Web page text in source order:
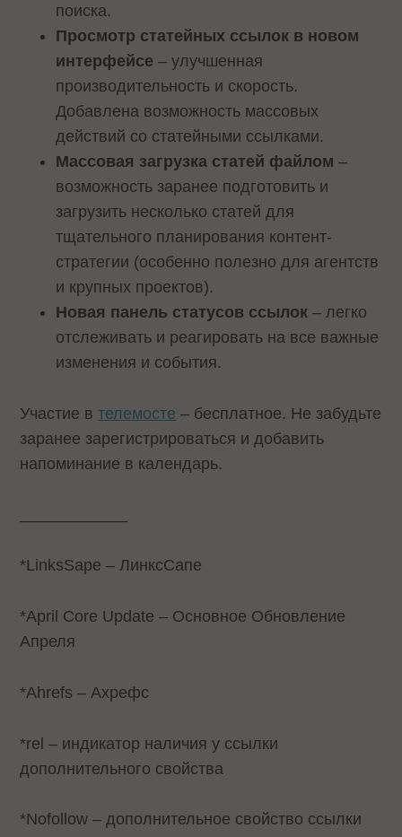
поиска.
Просмотр статейных ссылок в новом
интерфейсе – улучшенная
производительность и скорость.
Добавлена возможность массовых
действий со статейными ссылками.
Массовая загрузка статей файлом –
возможность заранее подготовить и
загрузить несколько статей для
тщательного планирования контент-
стратегии (особенно полезно для агентств
и крупных проектов).
Новая панель статусов ссылок– легко
отслеживать и реагировать на все важные
изменения и события.
Участие втелемосте – бесплатное. Не забудьте
заранее зарегистрироваться и добавить
напоминание в календарь.
*LinksSape – ЛинксСапе
*April Core Update – Основное Обновление
Апреля
*Ahrefs – Ахрефс
*rel – индикатор наличия у ссылки
дополнительного свойства
*Nofollow – дополнительное свойство ссылки